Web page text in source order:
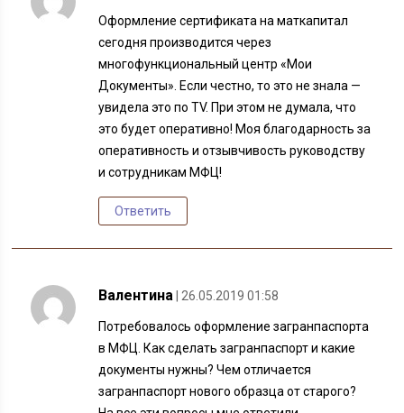
Оформление сертификата на маткапитал
сегодня производится через
многофункциональный центр «Мои
Документы». Если честно, то это не знала —
увидела это по TV. При этом не думала, что
это будет оперативно! Моя благодарность за
оперативность и отзывчивость руководству
и сотрудникам МФЦ!
Ответить
Валентина | 26.05.2019 01:58
Потребовалось оформление загранпаспорта
в МФЦ. Как сделать загранпаспорт и какие
документы нужны? Чем отличается
загранпаспорт нового образца от старого?